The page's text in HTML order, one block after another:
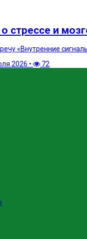
стрессе и
«Внутренние
2026 • 72